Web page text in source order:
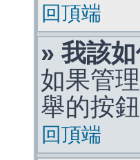
回頂端
» 我該
如果管
舉的按
回頂端